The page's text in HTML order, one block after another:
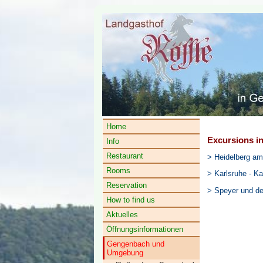
Home
Info
Restaurant
Rooms
Reservation
How to find us
Aktuelles
Öffnungsinformationen
Gengenbach und
Umgebung
Excursions
> Heidelberg
> Karlsruhe -
> Speyer und